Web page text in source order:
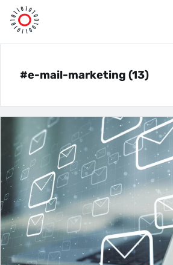
#e-mail-marketing (13)